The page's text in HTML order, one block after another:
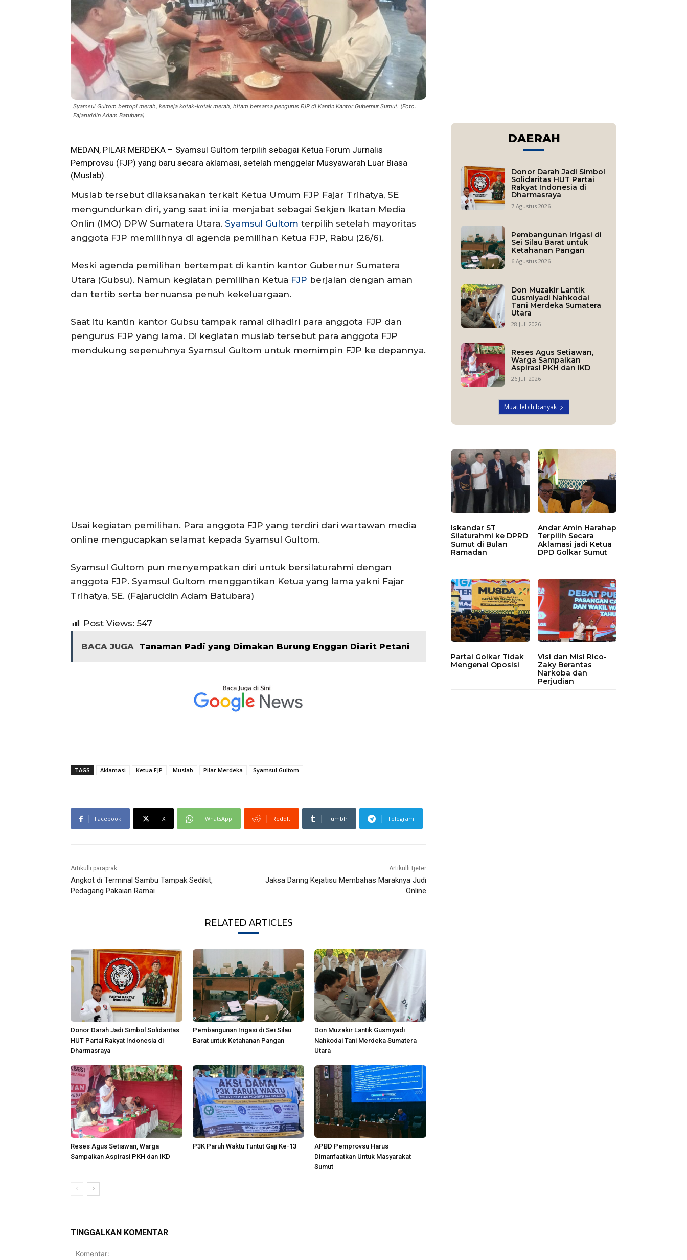
Syamsul Gultom bertopi merah, kemeja kotak-kotak merah, hitam bersama pengurus FJP di Kantin Kantor Gubernur Sumut. (Foto.
Fajaruddin Adam Batubara)
MEDAN, PILAR MERDEKA – Syamsul Gultom terpilih sebagai Ketua Forum Jurnalis
Pemprovsu (FJP) yang baru secara aklamasi, setelah menggelar Musyawarah Luar Biasa
(Muslab).
Muslab tersebut dilaksanakan terkait Ketua Umum FJP Fajar Trihatya, SE
mengundurkan diri, yang saat ini ia menjabat sebagai Sekjen Ikatan Media
Onlin (IMO) DPW Sumatera Utara. Syamsul Gultom terpilih setelah mayoritas
anggota FJP memilihnya di agenda pemilihan Ketua FJP, Rabu (26/6).
Meski agenda pemilihan bertempat di kantin kantor Gubernur Sumatera
Utara (Gubsu). Namun kegiatan pemilihan Ketua FJP berjalan dengan aman
dan tertib serta bernuansa penuh kekeluargaan.
Saat itu kantin kantor Gubsu tampak ramai dihadiri para anggota FJP dan
pengurus FJP yang lama. Di kegiatan muslab tersebut para anggota FJP
mendukung sepenuhnya Syamsul Gultom untuk memimpin FJP ke depannya.
Usai kegiatan pemilihan. Para anggota FJP yang terdiri dari wartawan media
online mengucapkan selamat kepada Syamsul Gultom.
Syamsul Gultom pun menyempatkan diri untuk bersilaturahmi dengan
anggota FJP. Syamsul Gultom menggantikan Ketua yang lama yakni Fajar
Trihatya, SE. (Fajaruddin Adam Batubara)
Post Views: 547
BACA JUGA Tanaman Padi yang Dimakan Burung Enggan Diarit Petani
TAGS Aklamasi Ketua FJP Muslab Pilar Merdeka Syamsul Gultom
Facebook X WhatsApp ReddIt Tumblr Telegram
Artikulli paraprak
Angkot di Terminal Sambu Tampak Sedikit,
Pedagang Pakaian Ramai
Artikulli tjetër
Jaksa Daring Kejatisu Membahas Maraknya Judi
Online
RELATED ARTICLES
Donor Darah Jadi Simbol Solidaritas
HUT Partai Rakyat Indonesia di
Dharmasraya
Pembangunan Irigasi di Sei Silau
Barat untuk Ketahanan Pangan
Don Muzakir Lantik Gusmiyadi
Nahkodai Tani Merdeka Sumatera
Utara
Reses Agus Setiawan, Warga
Sampaikan Aspirasi PKH dan IKD
P3K Paruh Waktu Tuntut Gaji Ke-13
APBD Pemprovsu Harus
Dimanfaatkan Untuk Masyarakat
Sumut
TINGGALKAN KOMENTAR
DAERAH
Donor Darah Jadi Simbol
Solidaritas HUT Partai
Rakyat Indonesia di
Dharmasraya
7 Agustus 2026
Pembangunan Irigasi di
Sei Silau Barat untuk
Ketahanan Pangan
6 Agustus 2026
Don Muzakir Lantik
Gusmiyadi Nahkodai
Tani Merdeka Sumatera
Utara
28 Juli 2026
Reses Agus Setiawan,
Warga Sampaikan
Aspirasi PKH dan IKD
26 Juli 2026
Muat lebih banyak
Iskandar ST
Silaturahmi ke DPRD
Sumut di Bulan
Ramadan
Andar Amin Harahap
Terpilih Secara
Aklamasi jadi Ketua
DPD Golkar Sumut
Partai Golkar Tidak
Mengenal Oposisi
Visi dan Misi Rico-
Zaky Berantas
Narkoba dan
Perjudian